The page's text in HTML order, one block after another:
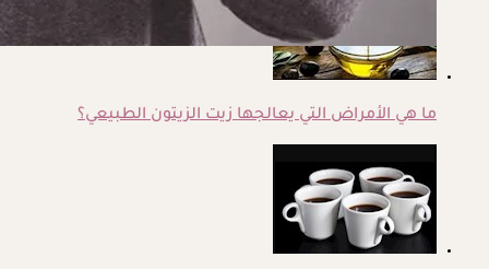
ما هي الأمراض التي يعالجها زيت الزيتون الطبيعي؟